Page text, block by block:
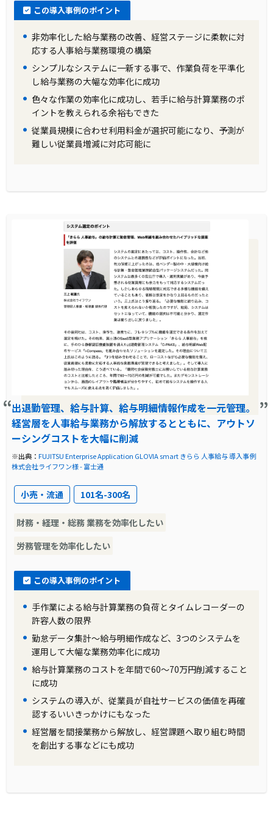
この導入事例のポイント
非効率化した給与業務の改善、経営ステージに柔軟に対
応する人事給与業務環境の構築
シンプルなシステムに一新する事で、作業負荷を平準化
し給与業務の大幅な効率化に成功
色々な作業の効率化に成功し、若手に給与計算業務のポ
イントを教えられる余裕もできた
従業員規模に合わせ利用料金が選択可能になり、予測が
難しい従業員増減に対応可能に
出退勤管理、給与計算、給与明細情報作成を一元管理。
経営層を人事給与業務から解放するとともに、アウトソ
ーシングコストを大幅に削減
※出典：FUJITSU Enterprise Application GLOVIA smart きらら 人事給与 導入事例
株式会社ライフワン様 - 富士通
小売・流通 101名-300名
財務・経理・総務 業務を効率化したい
労務管理を効率化したい
この導入事例のポイント
手作業による給与計算業務の負荷とタイムレコーダーの
許容人数の限界
勤怠データ集計〜給与明細作成など、3つのシステムを
運用して大幅な業務効率化に成功
給与計算業務のコストを年間で60～70万円削減すること
に成功
システムの導入が、従業員が自社サービスの価値を再確
認するいいきっかけにもなった
経営層を間接業務から解放し、経営課題へ取り組む時間
を創出する事などにも成功